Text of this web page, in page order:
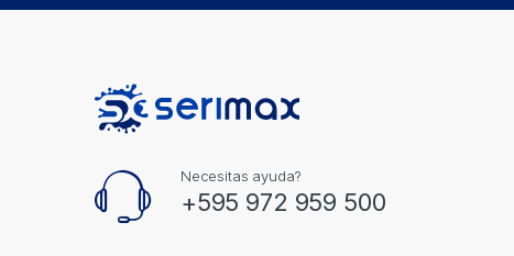
Necesitas ayuda?
+595 972 959 500